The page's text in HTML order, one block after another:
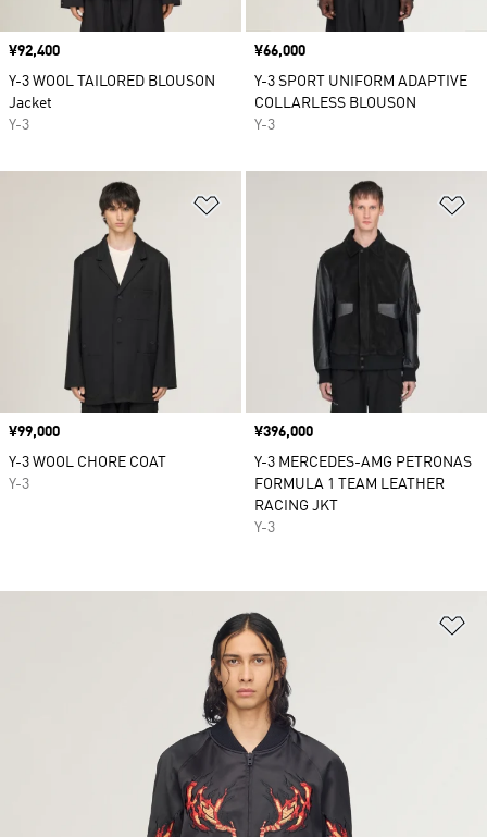
価格
¥92,400
Y-3 WOOL TAILORED BLOUSON
Jacket
Y-3
価格
¥66,000
Y-3 SPORT UNIFORM ADAPTIVE
COLLARLESS BLOUSON
Y-3
ほしいものリストに追加
価格
¥99,000
Y-3 WOOL CHORE COAT
Y-3
価格
¥396,000
Y-3 MERCEDES-AMG PETRONAS
FORMULA 1 TEAM LEATHER
RACING JKT
Y-3